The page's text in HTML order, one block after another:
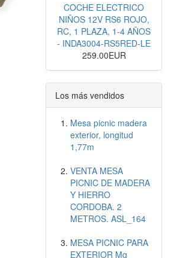
COCHE ELECTRICO
NIÑOS 12V RS6 ROJO,
RC, 1 PLAZA, 1-4 AÑOS
- INDA3004-RS5RED-LE
259.00EUR
Los más vendidos
Mesa picnic madera
exterior, longitud
1,77m
VENTA MESA
PICNIC DE MADERA
Y HIERRO
CORDOBA. 2
METROS. ASL_164
MESA PICNIC PARA
EXTERIOR Mg